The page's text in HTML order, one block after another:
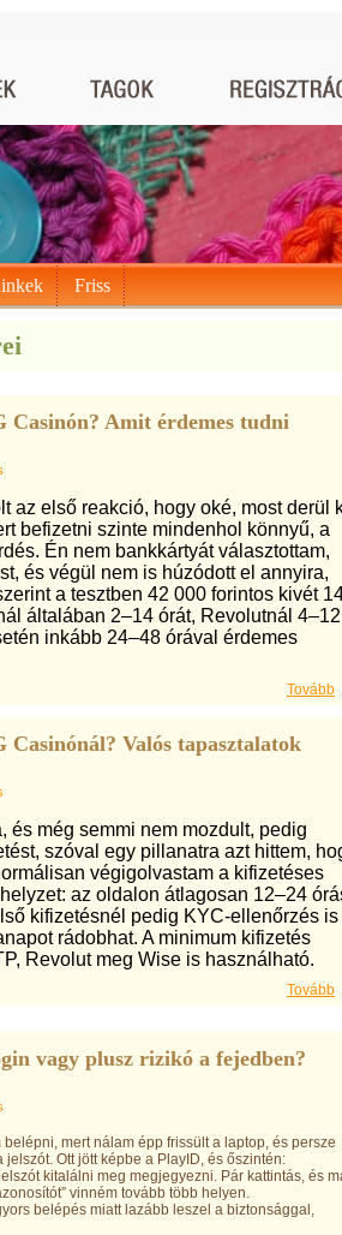
Friss
Casinón? Amit érdemes tudni
az első reakció, hogy oké, most derül
befizetni szinte mindenhol könnyű, a
Én nem bankkártyát választottam,
és végül nem is húzódott el annyira,
a tesztben 42 000 forintos kivét
általában 2–14 órát, Revolutnál 4–12
inkább 24–48 órával érdemes
Tovább
Casinónál? Valós tapasztalatok
és még semmi nem mozdult, pedig
szóval egy pillanatra azt hittem,
végigolvastam a kifizetéses
az oldalon átlagosan 12–24
kifizetésnél pedig KYC-ellenőrzés is
rádobhat. A minimum kifizetés
Revolut meg Wise is használható.
Tovább
vagy plusz rizikó a fejedben?
mert nálam épp frissült a laptop, és persze
Ott jött képbe a PlayID, és őszintén:
kitalálni meg megjegyezni. Pár kattintás, és
vinném tovább több helyen.
belépés miatt lazább leszel a biztonsággal,